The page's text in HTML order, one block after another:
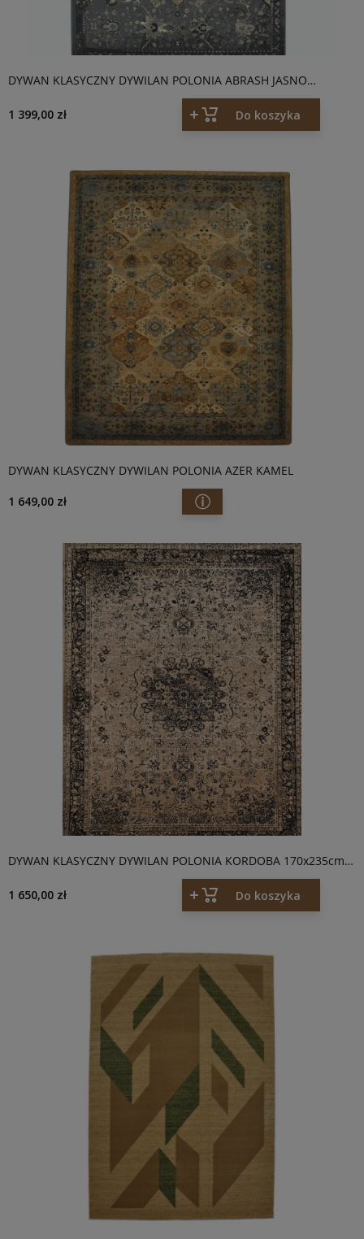
DYWAN KLASYCZNY DYWILAN POLONIA ABRASH JASNO
1 399,00 zł
Do koszyka
DYWAN KLASYCZNY DYWILAN POLONIA AZER KAMEL
1 649,00 zł
DYWAN KLASYCZNY DYWILAN POLONIA KORDOBA 170x235cm
1 650,00 zł
Do koszyka